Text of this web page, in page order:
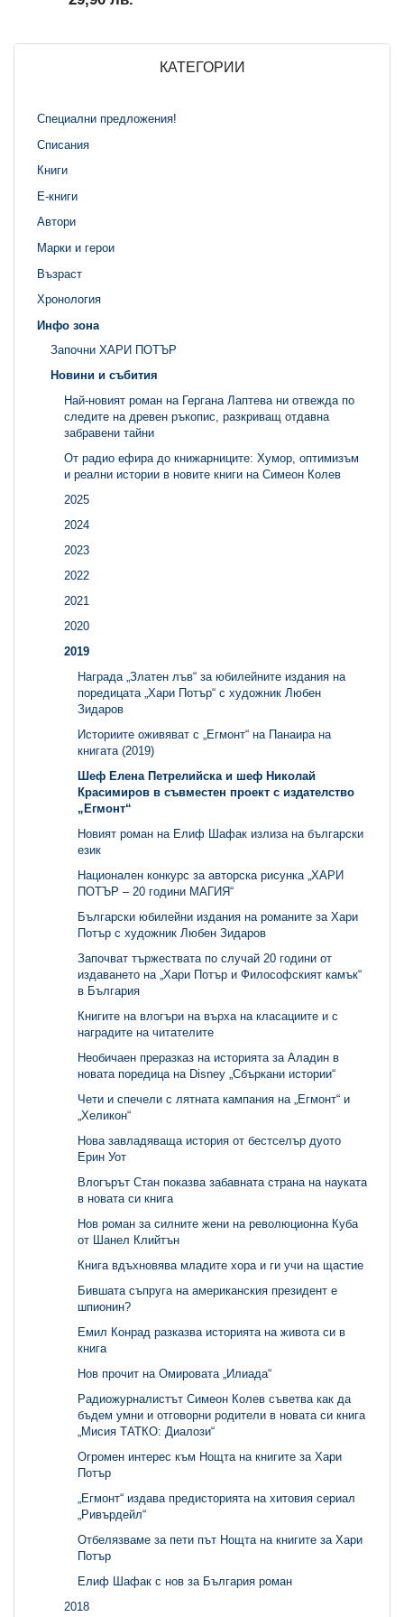
КАТЕГОРИИ
Специални предложения!
Списания
Книги
Е-книги
Автори
Марки и герои
Възраст
Хронология
Инфо зона
Започни ХАРИ ПОТЪР
Новини и събития
Най-новият роман на Гергана Лаптева ни отвежда по
следите на древен ръкопис, разкриващ отдавна
забравени тайни
От радио ефира до книжарниците: Хумор, оптимизъм
и реални истории в новите книги на Симеон Колев
2025
2024
2023
2022
2021
2020
2019
Награда „Златен лъв“ за юбилейните издания на
поредицата „Хари Потър“ с художник Любен
Зидаров
Историите оживяват с „Егмонт“ на Панаира на
книгата (2019)
Шеф Елена Петрелийска и шеф Николай
Красимиров в съвместен проект с издателство
„Егмонт“
Новият роман на Елиф Шафак излиза на български
език
Национален конкурс за авторска рисунка „ХАРИ
ПОТЪР – 20 години МАГИЯ“
Български юбилейни издания на романите за Хари
Потър с художник Любен Зидаров
Започват тържествата по случай 20 години от
издаването на „Хари Потър и Философският камък“
в България
Книгите на влогъри на върха на класациите и с
наградите на читателите
Необичаен преразказ на историята за Аладин в
новата поредица на Disney „Сбъркани истории“
Чети и спечели с лятната кампания на „Егмонт“ и
„Хеликон“
Нова завладяваща история от бестселър дуото
Ерин Уот
Влогърът Стан показва забавната страна на науката
в новата си книга
Нов роман за силните жени на революционна Куба
от Шанел Клийтън
Книга вдъхновява младите хора и ги учи на щастие
Бившата съпруга на американския президент е
шпионин?
Емил Конрад разказва историята на живота си в
книга
Нов прочит на Омировата „Илиада“
Радиожурналистът Симеон Колев съветва как да
бъдем умни и отговорни родители в новата си книга
„Мисия ТАТКО: Диалози“
Огромен интерес към Нощта на книгите за Хари
Потър
„Егмонт“ издава предисторията на хитовия сериал
„Ривърдейл“
Отбелязваме за пети път Нощта на книгите за Хари
Потър
Елиф Шафак с нов за България роман
2018